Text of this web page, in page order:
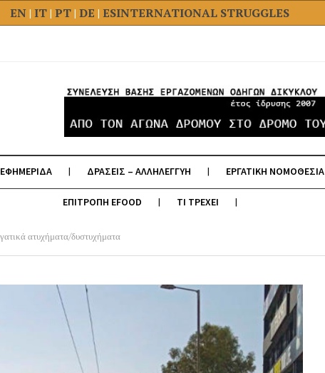
INTERNATIONAL STRUGGLES
EN| IT| PT| DE | ES
ΕΦΗΜΕΡΙΔΑ ΔΡΑΣΕΙΣ – ΑΛΛΗΛΕΓΓΥΗ ΕΡΓΑΤΙΚΗ ΝΟΜΟΘΕΣΙΑ
ΕΠΙΤΡΟΠΗ EFOOD ΤΙ ΤΡΕΧΕΙ
ατυχήματα/δυστυχήματα